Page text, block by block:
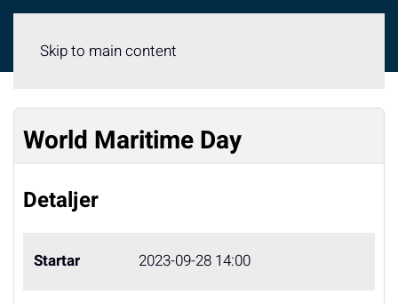
Skip to main content
World Maritime Day
Detaljer
Startar 2023-09-28 14:00